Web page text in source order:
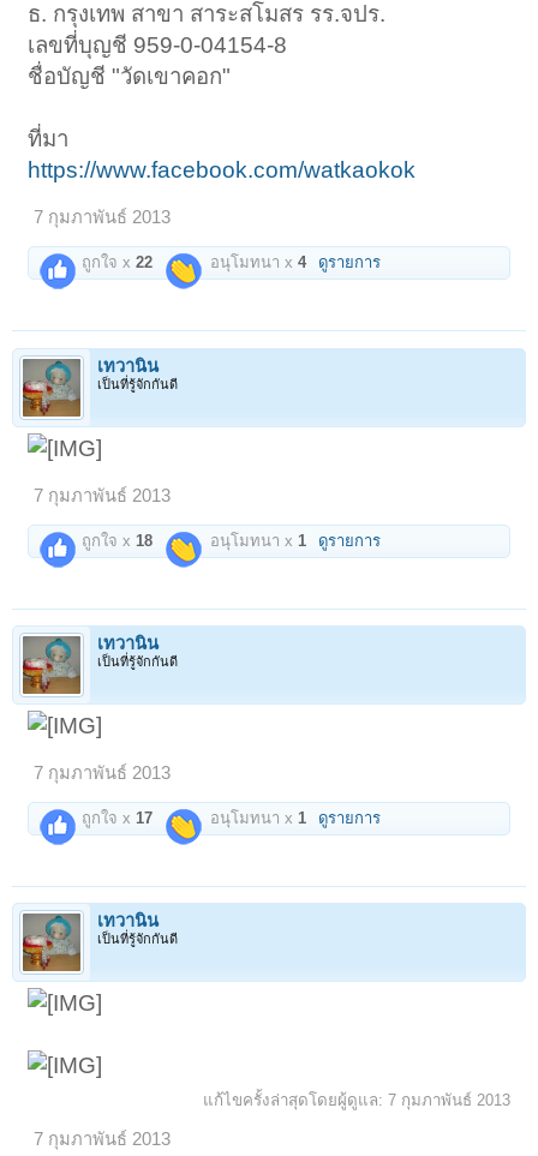
ธ. กรุงเทพ สาขา สาระสโมสร รร.จปร.
เลขที่บุญชี 959-0-04154-8
ชื่อบัญชี "วัดเขาคอก"
ที่มา
https://www.facebook.com/watkaokok
7 กุมภาพันธ์ 2013
ถูกใจ x22 อนุโมทนา x4 ดูรายการ
เทวานิน
เป็นที่รู้จักกันดี
7 กุมภาพันธ์ 2013
ถูกใจ x 18 อนุโมทนา x 1 ดูรายการ
เทวานิน
เป็นที่รู้จักกันดี
7 กุมภาพันธ์ 2013
ถูกใจ x 17 อนุโมทนา x 1 ดูรายการ
เทวานิน
เป็นที่รู้จักกันดี
แก้ไขครั้งล่าสุดโดยผู้ดูแล: 7 กุมภาพันธ์ 2013
7 กุมภาพันธ์ 2013